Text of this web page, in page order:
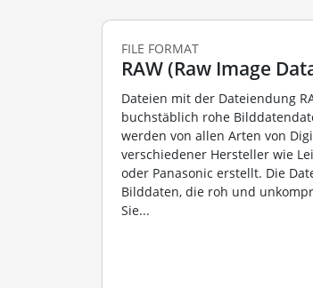
FILE FORMAT
RAW (Raw Image
Dateien mit der Dateiendung
buchstäblich rohe
werden von allen Arten von
verschiedener Hersteller wie
oder Panasonic erstellt. Die
Bilddaten, die roh und
Sie...